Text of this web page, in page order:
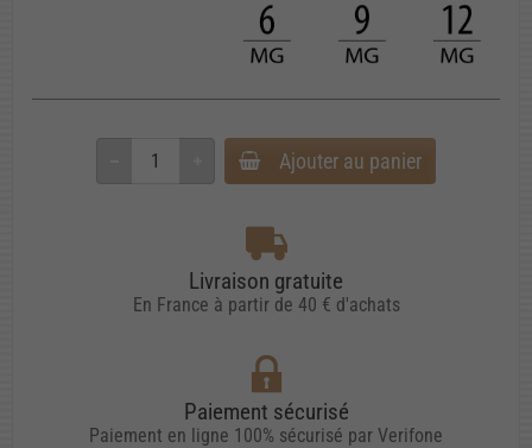
Ajouter au panier
Livraison gratuite
En France à partir de 40 € d'achats
Paiement sécurisé
Paiement en ligne 100% sécurisé par Verifone